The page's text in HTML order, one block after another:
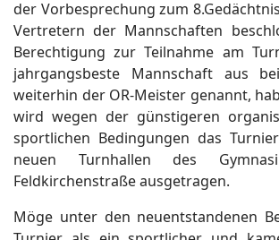
der Vorbesprechung zum
Vertretern der Mannschaften
Berechtigung zur Teilnahme am
jahrgangsbeste Mannschaft aus
weiterhin der OR-Meister genannt,
wird wegen der günstigeren
sportlichen Bedingungen das
neuen Turnhallen des
Feldkirchenstraße ausgetragen.
Möge unter den neuentstandenen